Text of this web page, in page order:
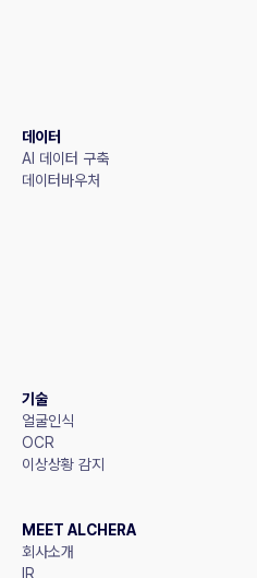
데이터
AI 데이터 구축
데이터바우처
기술
얼굴인식
OCR
이상상황 감지
MEET ALCHERA
회사소개
IR